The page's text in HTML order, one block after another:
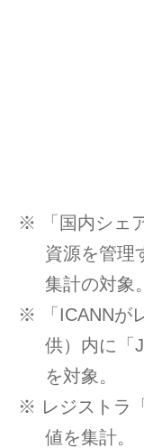
※ 「国内シェ
資源を管理
集計の対象。
※ 「ICANNが
供）内に「
を対象。
※ レジストラ
値を集計。